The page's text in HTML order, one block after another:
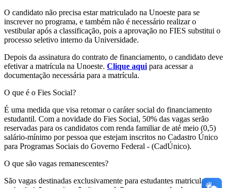
O candidato não precisa estar matriculado na Unoeste para se
inscrever no programa, e também não é necessário realizar o
vestibular após a classificação, pois a aprovação no FIES substitui o
processo seletivo interno da Universidade.
Depois da assinatura do contrato de financiamento, o candidato deve
efetivar a matrícula na Unoeste. Clique aqui para acessar a
documentação necessária para a matrícula.
O que é o Fies Social?
É uma medida que visa retomar o caráter social do financiamento
estudantil. Com a novidade do Fies Social, 50% das vagas serão
reservadas para os candidatos com renda familiar de até meio (0,5)
salário-mínimo por pessoa que estejam inscritos no Cadastro Único
para Programas Sociais do Governo Federal - (CadÚnico).
O que são vagas remanescentes?
São vagas destinadas exclusivamente para estudantes matriculados